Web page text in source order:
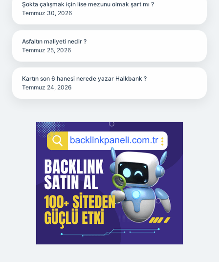
Şokta çalışmak için lise mezunu olmak şart mı ?
Temmuz 30, 2026
Asfaltın maliyeti nedir ?
Temmuz 25, 2026
Kartın son 6 hanesi nerede yazar Halkbank ?
Temmuz 24, 2026